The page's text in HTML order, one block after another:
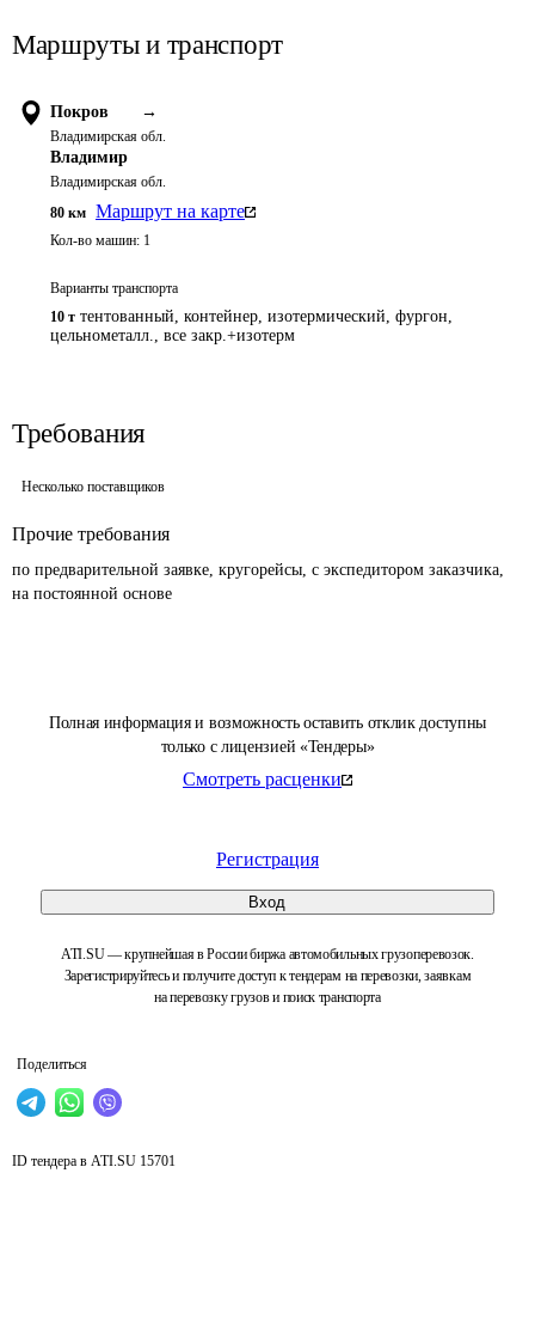
Полная информация и возможность оставить отклик доступны
только с лицензией «Тендеры»
Смотреть расценки
Регистрация
Вход
ATI.SU — крупнейшая в России биржа автомобильных грузоперевозок.
Зарегистрируйтесь и получите доступ к тендерам на перевозки, заявкам
на перевозку грузов и поиск транспорта
Поделиться
Маршруты и транспорт
Покров →
Владимирская обл.
Владимир
Владимирская обл.
80 км Маршрут на карте
Кол-во машин: 1
Варианты транспорта
10 т тентованный, контейнер, изотермический, фургон,
цельнометалл., все закр.+изотерм
Требования
Несколько поставщиков
Прочие требования
по предварительной заявке, кругорейсы, с экспедитором заказчика,
на постоянной основе
ID тендера в ATI.SU 15701